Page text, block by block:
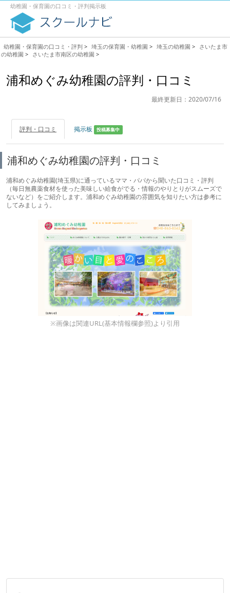
幼稚園・保育園の口コミ・評判掲示板
幼稚園・保育園の口コミ・評判 > 埼玉の保育園・幼稚園 > 埼玉の幼稚園 > さいたま市
の幼稚園 > さいたま市南区の幼稚園 >
浦和めぐみ幼稚園の評判・口コミ
最終更新日：2020/07/16
評判・口コミ 掲示板 投稿募集中
浦和めぐみ幼稚園の評判・口コミ
浦和めぐみ幼稚園(埼玉県)に通っているママ・パパから聞いた口コミ・評判
（毎日無農薬食材を使った美味しい給食がでる・情報のやりとりがスムーズで
ないなど）をご紹介します。浦和めぐみ幼稚園の雰囲気を知りたい方は参考に
してみましょう。
※画像は関連URL(基本情報欄参照)より引用